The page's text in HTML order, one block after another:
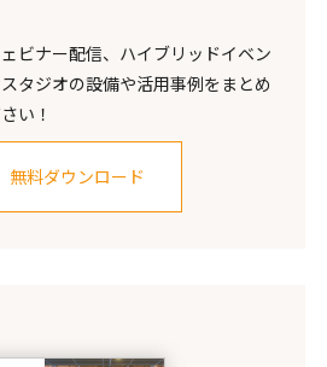
ビナー配信、ハイブリッドイベン
タジオの設備や活用事例をまとめ
い！
無料ダウンロード